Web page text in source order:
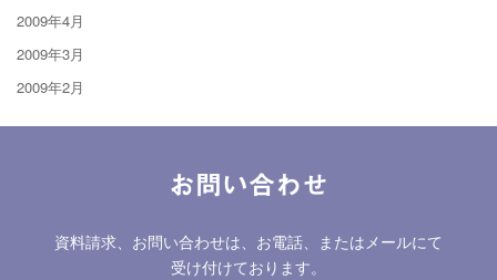
2009年4月
2009年3月
2009年2月
お問い合わせ
資料請求、お問い合わせは、お電話、またはメールにて
受け付けております。